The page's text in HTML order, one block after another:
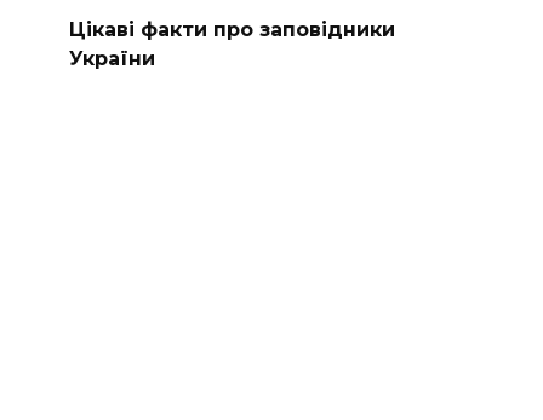
Цікаві факти про заповідники
України